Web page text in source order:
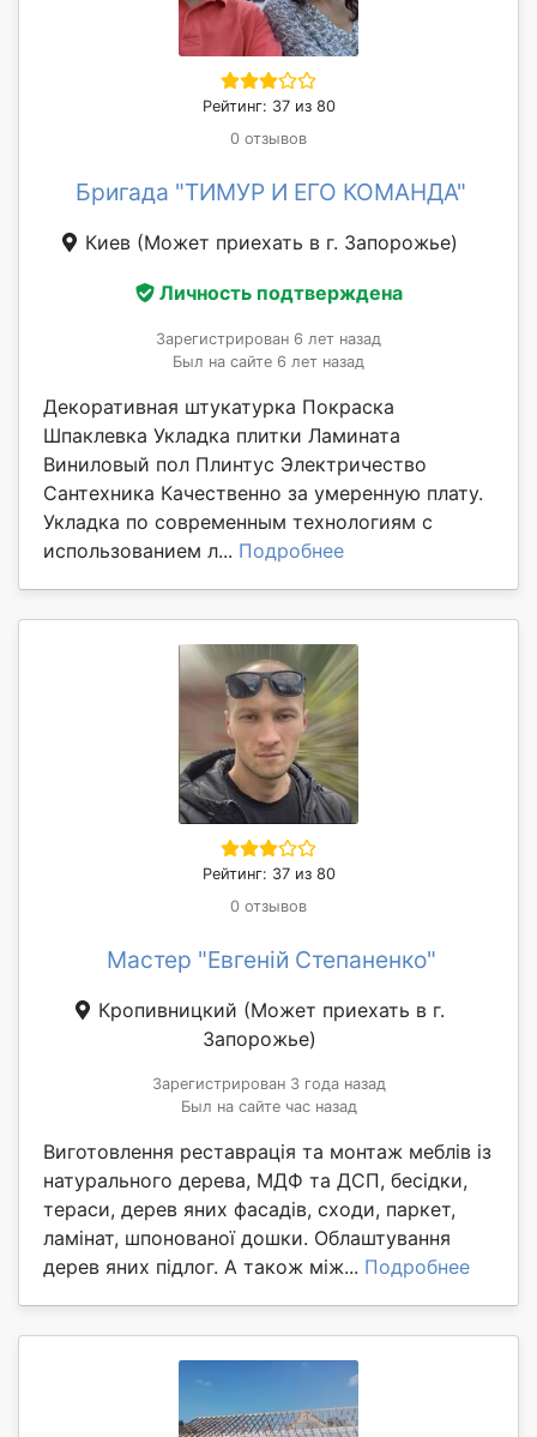
Рейтинг: 37 из 80
0 отзывов
Бригада "ТИМУР И ЕГО КОМАНДА"
Киев (Может приехать в г. Запорожье)
Личность подтверждена
Зарегистрирован 6 лет назад
Был на сайте 6 лет назад
Декоративная штукатурка Покраска
Шпаклевка Укладка плитки Ламината
Виниловый пол Плинтус Электричество
Сантехника Качественно за умеренную плату.
Укладка по современным технологиям с
использованием л... Подробнее
Рейтинг: 37 из 80
0 отзывов
Мастер "Евгеній Степаненко"
Кропивницкий (Может приехать в г.
Запорожье)
Зарегистрирован 3 года назад
Был на сайте час назад
Виготовлення реставрація та монтаж меблів із
натурального дерева, МДФ та ДСП, бесідки,
тераси, дерев яних фасадів, сходи, паркет,
ламінат, шпонованої дошки. Облаштування
дерев яних підлог. А також між... Подробнее